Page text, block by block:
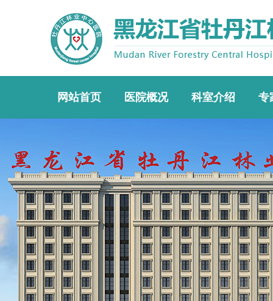
网站首页 医院概况 科室介绍 专